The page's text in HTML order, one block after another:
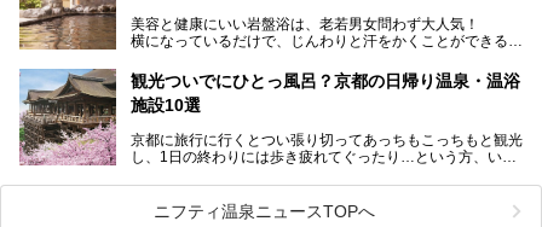
のある温浴施設を紹介します。
ウナを楽しみましょう！
美容と健康にいい岩盤浴は、老若男女問わず大人気！
横になっているだけで、じんわりと汗をかくことができるの
地元の方はもちろん、旅先としても人気の京都。
観光のついでに岩盤浴のある温泉に浸かってリフレッシュす
今回は京都にある岩盤浴のある施設をピックアップしてご紹
観光ついでにひとっ風呂？京都の日帰り温泉・温浴
施設10選
京都に旅行に行くとつい張り切ってあっちもこっちもと観光
し、1日の終わりには歩き疲れてぐったり…という方、いま
そんな疲れた身体には温泉です！京都には、市内にも郊外に
も素晴らしい温泉がたくさんあります。そこで、日帰り利用
ニフティ温泉ニュースTOPへ